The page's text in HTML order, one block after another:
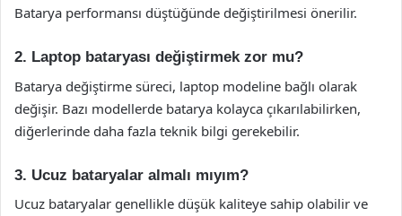
Batarya performansı düştüğünde değiştirilmesi önerilir.
2. Laptop bataryası değiştirmek zor mu?
Batarya değiştirme süreci, laptop modeline bağlı olarak
değişir. Bazı modellerde batarya kolayca çıkarılabilirken,
diğerlerinde daha fazla teknik bilgi gerekebilir.
3. Ucuz bataryalar almalı mıyım?
Ucuz bataryalar genellikle düşük kaliteye sahip olabilir ve